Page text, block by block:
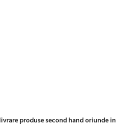
produse second hand oriunde in